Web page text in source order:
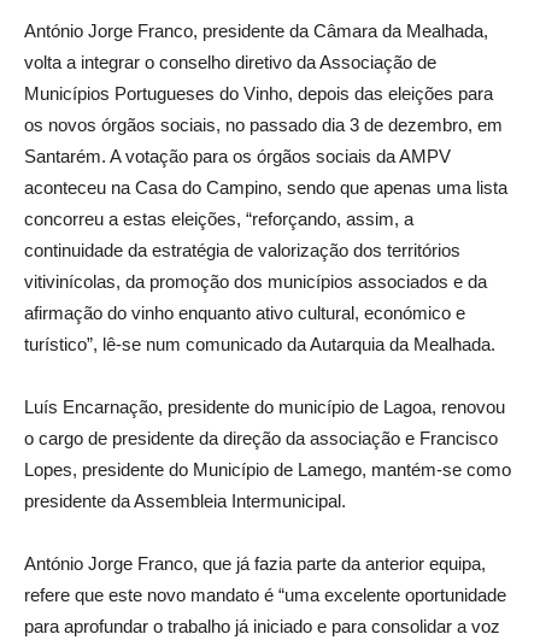
António Jorge Franco, presidente da Câmara da Mealhada,
volta a integrar o conselho diretivo da Associação de
Municípios Portugueses do Vinho, depois das eleições para
os novos órgãos sociais, no passado dia 3 de dezembro, em
Santarém. A votação para os órgãos sociais da AMPV
aconteceu na Casa do Campino, sendo que apenas uma lista
concorreu a estas eleições, “reforçando, assim, a
continuidade da estratégia de valorização dos territórios
vitivinícolas, da promoção dos municípios associados e da
afirmação do vinho enquanto ativo cultural, económico e
turístico”, lê-se num comunicado da Autarquia da Mealhada.
Luís Encarnação, presidente do município de Lagoa, renovou
o cargo de presidente da direção da associação e Francisco
Lopes, presidente do Município de Lamego, mantém-se como
presidente da Assembleia Intermunicipal.
António Jorge Franco, que já fazia parte da anterior equipa,
refere que este novo mandato é “uma excelente oportunidade
para aprofundar o trabalho já iniciado e para consolidar a voz